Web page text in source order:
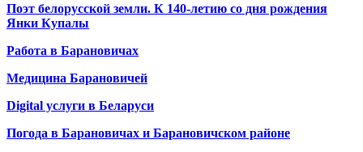
Поэт белорусской земли. К 140-летию со дня рождения
Янки Купалы
Работа в Барановичах
Медицина Барановичей
Digital услуги в Беларуси
Погода в Барановичах и Барановичском районе